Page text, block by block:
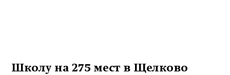
Школу на 275 мест в Щелково